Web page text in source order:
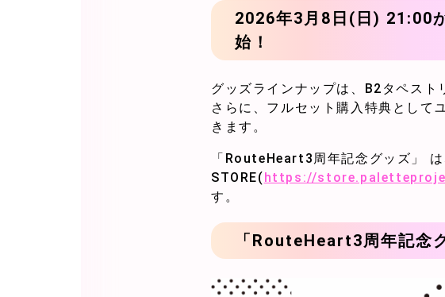
2026年3月8日(日) 21:00
始！
グッズラインナップは、B2タペスト
さらに、フルセット購入特典として
きます。
「RouteHeart3周年記念グッズ」
STORE(https://
す。
「RouteHeart3周年記念